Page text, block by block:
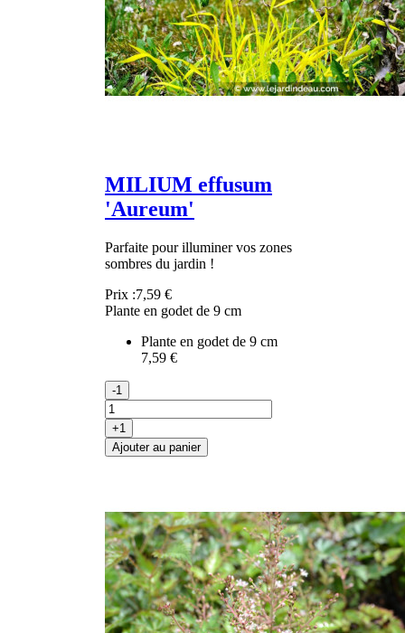
MILIUM effusum
'Aureum'
Parfaite pour illuminer vos zones
sombres du jardin !
Prix :7,59 €
Plante en godet de 9 cm
Plante en godet de 9 cm
7,59 €
-1
+1
Ajouter au panier